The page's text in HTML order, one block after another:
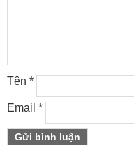
Tên *
Email *